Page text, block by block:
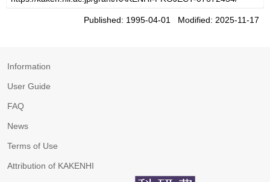
Published: 1995-04-01 Modified: 2025-11-17
Information
User Guide
FAQ
News
Terms of Use
Attribution of KAKENHI